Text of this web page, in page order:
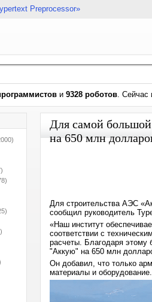
Preprocessor»
и 9328 роботов. Сейчас
Для самой
на 650 млн
Для строительства АЭС
сообщил руководитель
«Наш институт
соответствии с
расчеты. Благодаря этому
"Аккую" на 650 млн
Он добавил, что только
материалы и оборудование.